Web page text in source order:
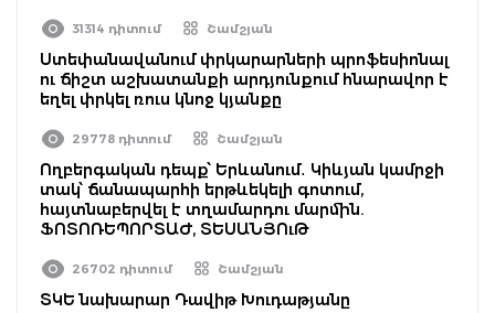
31314 դիտում Շամշյան
Ստեփանավանում փրկարարների պրոֆեսիոնալ
ու ճիշտ աշխատանքի արդյունքում հնարավոր է
եղել փրկել ռուս կնոջ կյանքը
29778 դիտում Շամշյան
Ողբերգական դեպք՝ Երևանում․ Կիևյան կամրջի
տակ՝ ճանապարհի երթևեկելի գոտում,
հայտնաբերվել է տղամարդու մարմին.
ՖՈՏՈՌԵՊՈՐՏԱԺ, ՏԵՍԱՆՅՈւԹ
26702 դիտում Շամշյան
ՏԿԵ նախարար Դավիթ Խուդաթյանը